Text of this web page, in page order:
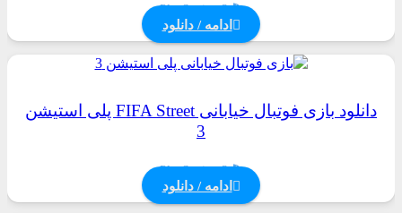
PlayStation 3
ادامه / دانلود
دانلود بازی فوتبال خیابانی FIFA Street پلی استیشن
3
PlayStation 3
ادامه / دانلود